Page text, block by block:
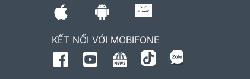
KẾT NỐI VỚI MOBIFONE